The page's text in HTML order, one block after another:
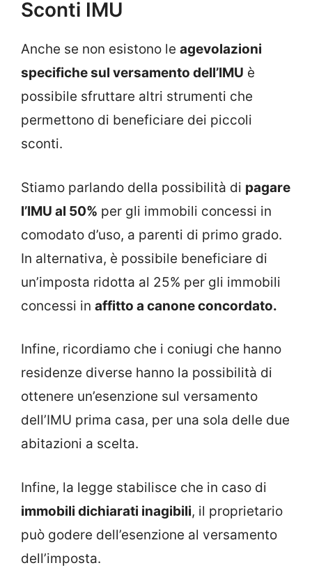
Sconti IMU
Anche se non esistono le agevolazioni
specifiche sul versamento dell’IMU è
possibile sfruttare altri strumenti che
permettono di beneficiare dei piccoli
sconti.
Stiamo parlando della possibilità di pagare
l’IMU al 50% per gli immobili concessi in
comodato d’uso, a parenti di primo grado.
In alternativa, è possibile beneficiare di
un’imposta ridotta al 25% per gli immobili
concessi in affitto a canone concordato.
Infine, ricordiamo che i coniugi che hanno
residenze diverse hanno la possibilità di
ottenere un’esenzione sul versamento
dell’IMU prima casa, per una sola delle due
abitazioni a scelta.
Infine, la legge stabilisce che in caso di
immobili dichiarati inagibili, il proprietario
può godere dell’esenzione al versamento
dell’imposta.